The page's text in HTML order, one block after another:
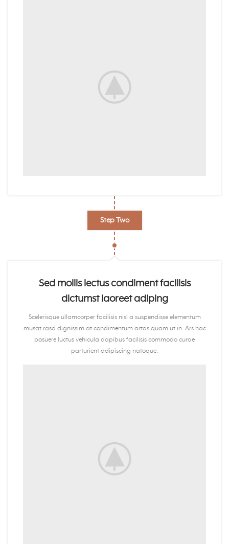
Step Two
Sed mollis lectus condiment facilisis
dictumst laoreet adiping
Scelerisque ullamcorper facilisis nisl a suspendisse elementum
musat rasd dignissim at condimentum artas quam ut in. Ars hac
posuere luctus vehicula dapibus facilisis commodo curae
parturient adipiscing natoque.